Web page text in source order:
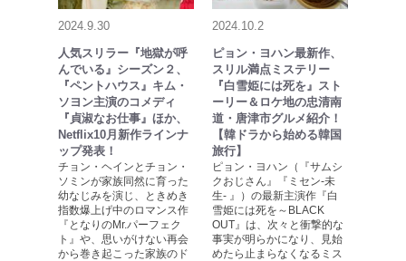
2024.9.30
人気スリラー『地獄が呼
んでいる』シーズン２、
『ペントハウス』キム・
ソヨン主演のコメディ
『貞淑なお仕事』ほか、
Netflix10月新作ラインナ
ップ発表！
チョン・ヘインとチョン・
ソミンが家族同然に育った
幼なじみを演じ、ときめき
指数爆上げ中のロマンス作
『となりのMr.パーフェク
ト』や、思いがけない再会
から巻き起こった家族のド
2024.10.2
ピョン・ヨハン最新作、
スリル満点ミステリー
『白雪姫には死を』スト
ーリー＆ロケ地の忠清南
道・唐津市グルメ紹介！
【韓ドラから始める韓国
旅行】
ピョン・ヨハン（『サムシ
クおじさん』『ミセン-未
生- 』）の最新主演作『白
雪姫には死を～BLACK
OUT』は、次々と衝撃的な
事実が明らかになり、見始
めたら止まらなくなるミス